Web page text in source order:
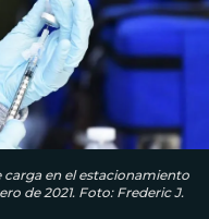
carga en el estacionamiento
de 2021. Foto: Frederic J.